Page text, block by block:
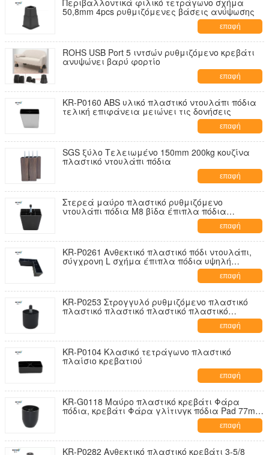
Περιβαλλοντικά φιλικό τετράγωνο σχήμα
50,8mm 4pcs ρυθμιζόμενες βάσεις ανύψωσης
επαφή
ROHS USB Port 5 ιντσών ρυθμιζόμενο κρεβάτι
ανυψώνει βαρύ φορτίο
επαφή
KR-P0160 ABS υλικό πλαστικό ντουλάπι πόδια
τελική επιφάνεια μειώνει τις δονήσεις
επαφή
SGS ξύλο Τελειωμένο 150mm 200kg κουζίνα
πλαστικό ντουλάπι πόδια
επαφή
Στερεά μαύρο πλαστικό ρυθμιζόμενο
ντουλάπι πόδια M8 βίδα έπιπλα πόδια
επαφή
KR-P0261 Ανθεκτικό πλαστικό πόδι ντουλάπι,
σύγχρονη L σχήμα έπιπλα πόδια υψηλή
επαφή
KR-P0253 Στρογγυλό ρυθμιζόμενο πλαστικό
πλαστικό πλαστικό πλαστικό πλαστικό
πλαστικό πλαστικό πλαστικό πλαστικό
πλαστικό πλαστικό πλαστικό πλαστικό
πλαστικό πλαστικό πλαστικό πλαστικό
πλαστικό πλαστικό πλαστικό
επαφή
KR-P0104 Κλασικό τετράγωνο πλαστικό
πλαίσιο κρεβατιού
επαφή
KR-G0118 Μαύρο πλαστικό κρεβάτι Φάρα
πόδια, κρεβάτι Φάρα γλίτινγκ πόδια Pad 77mm
επαφή
KR-P0282 Ανθεκτικό πλαστικό κρεβάτι 3-5/8